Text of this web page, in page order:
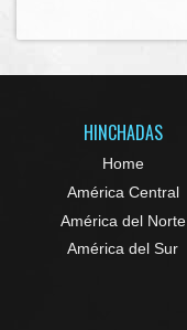
HINCHADAS
Home
América Central
América del Norte
América del Sur